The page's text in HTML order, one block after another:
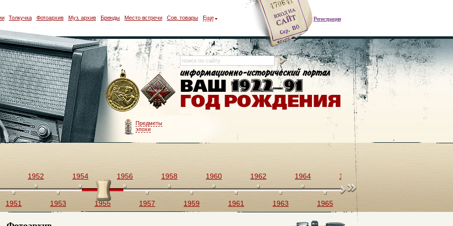
Регистрация
Толкучка Фотоархив Муз. архив Бренды Место встречи Сов. товары Еще
Предметы
эпохи
1951
1952
1953
1954
1955
1956
1957
1958
1959
1960
1961
1962
1963
1964
1965
1966